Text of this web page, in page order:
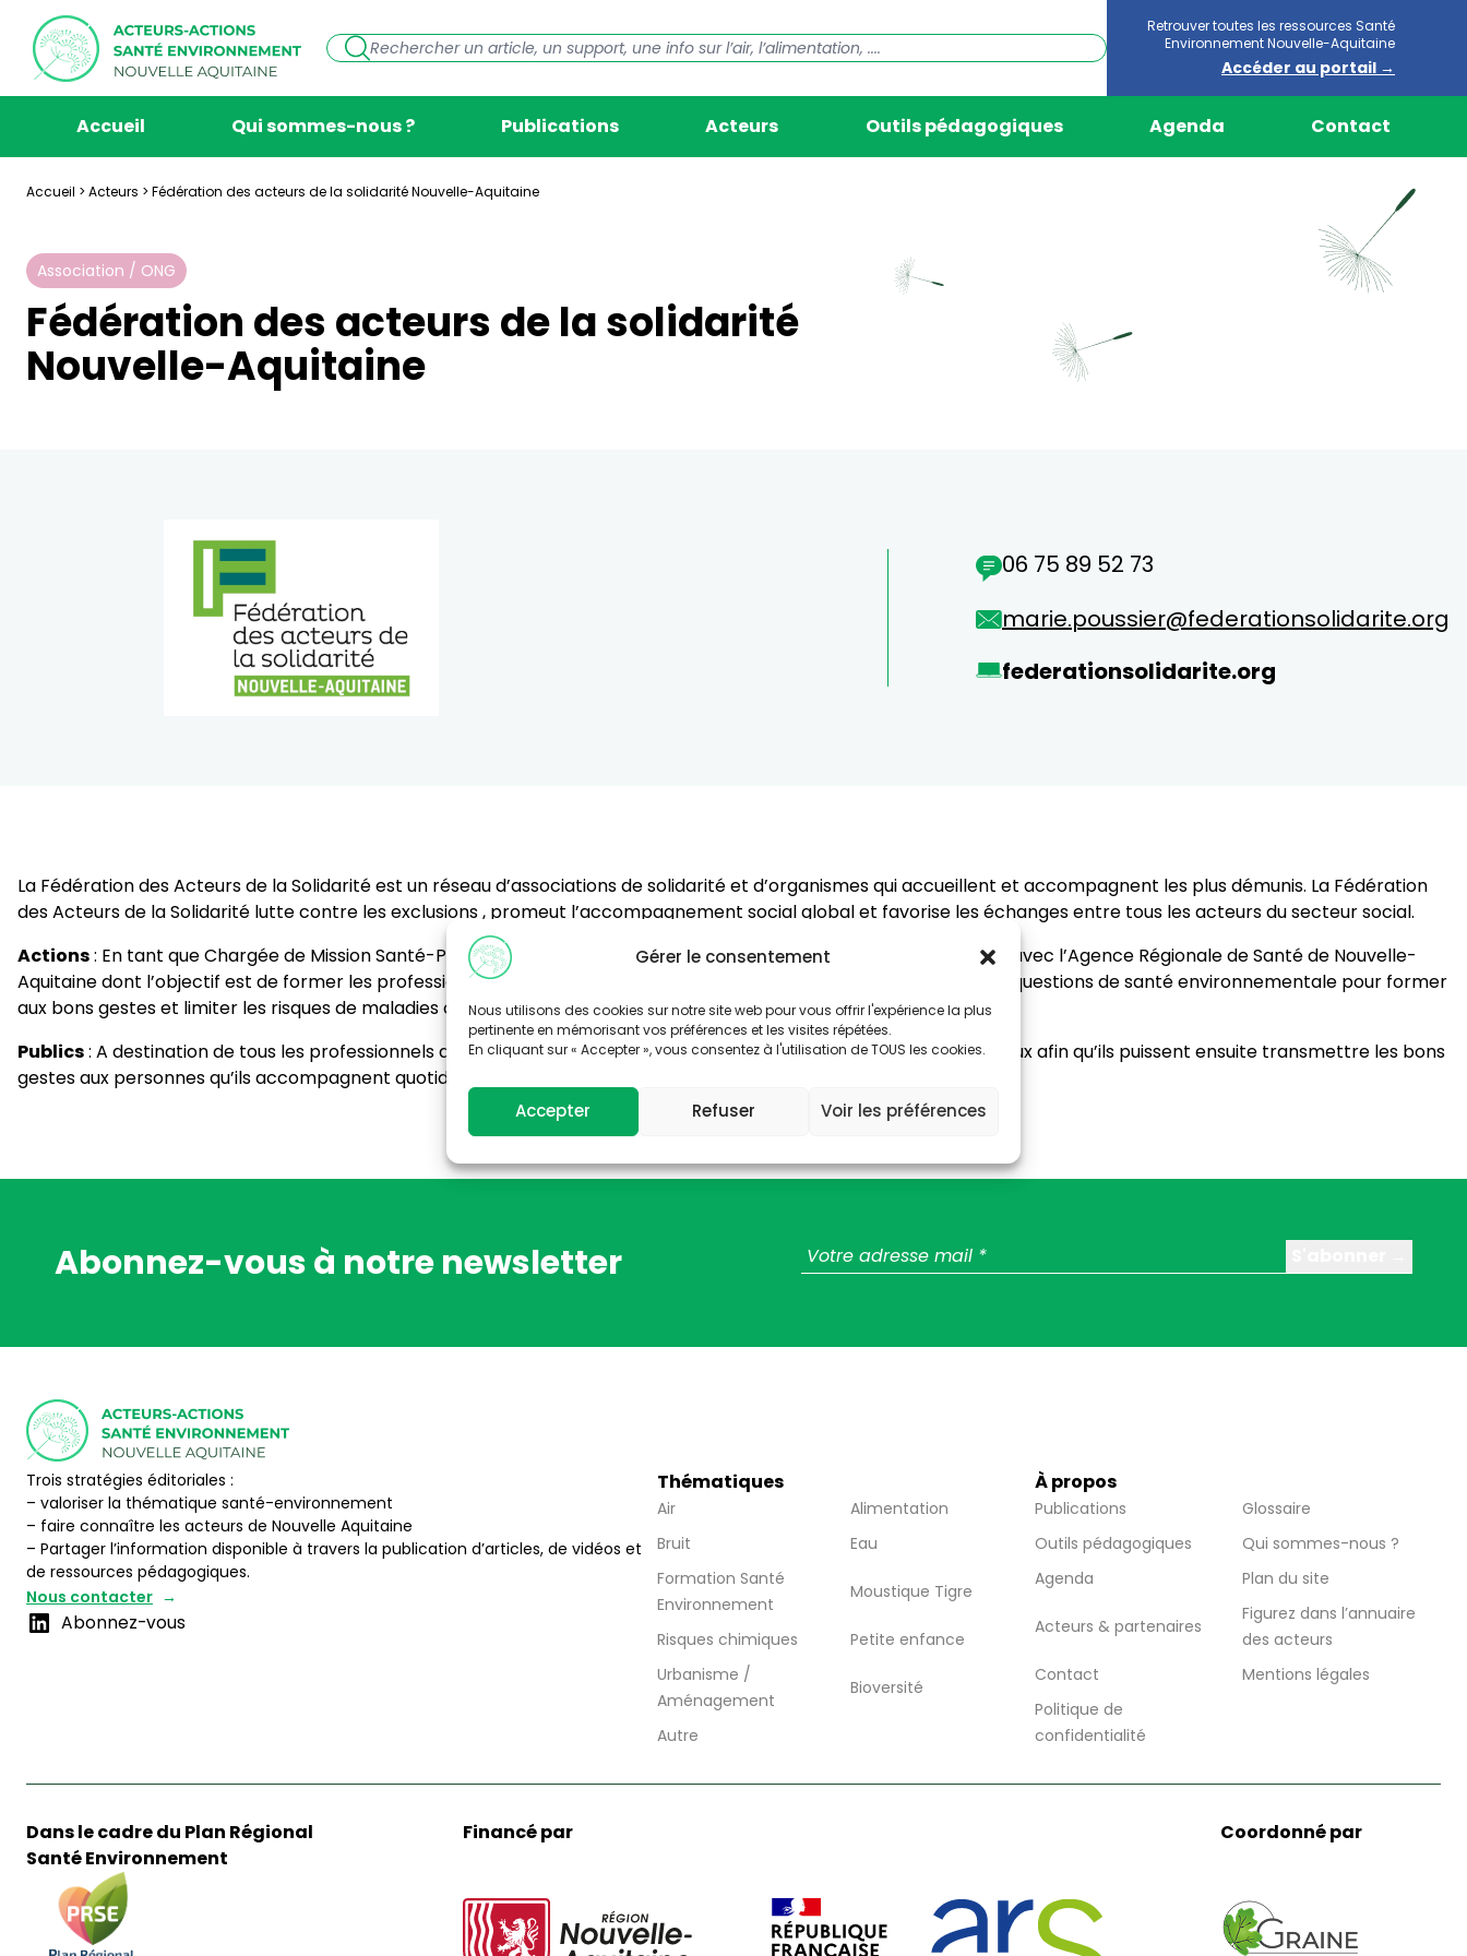
Gérer le consentement
Nous utilisons des cookies sur notre site web pour vous offrir l'expérience la plus
pertinente en mémorisant vos préférences et les visites répétées.
En cliquant sur « Accepter », vous consentez à l'utilisation de TOUS les cookies.
Accepter Refuser Voir les préférences
Retrouver toutes les ressources Santé
Environnement Nouvelle-Aquitaine
Accéder au portail →
Accueil Qui sommes-nous ? Publications Acteurs Outils pédagogiques Agenda Contact
Accueil > Acteurs > Fédération des acteurs de la solidarité Nouvelle-Aquitaine
Association / ONG
Fédération des acteurs de la solidarité
Nouvelle-Aquitaine
06 75 89 52 73
marie.poussier@federationsolidarite.org
federationsolidarite.org
La Fédération des Acteurs de la Solidarité est un réseau d’associations de solidarité et d’organismes qui accueillent et accompagnent les plus démunis. La Fédération
des Acteurs de la Solidarité lutte contre les exclusions , promeut l’accompagnement social global et favorise les échanges entre tous les acteurs du secteur social.
Actions: En tant que Chargée de Mission Santé-Participation nous portons un projet Petite Enfance en partenariat avec l’Agence Régionale de Santé de Nouvelle-
Aquitaine dont l’objectif est de former les professionnels accueillant des familles ayant des enfants de 0 à 3 ans aux questions de santé environnementale pour former
aux bons gestes et limiter les risques de maladies chroniques chez les tous petits.
Publics: A destination de tous les professionnels de santé de la petite enfance, les collectivités, les travailleurs sociaux afin qu’ils puissent ensuite transmettre les bons
gestes aux personnes qu’ils accompagnent quotidiennement.
Abonnez-vous à notre newsletter
Trois stratégies éditoriales :
– valoriser la thématique santé-environnement
– faire connaître les acteurs de Nouvelle Aquitaine
– Partager l’information disponible à travers la publication d’articles, de vidéos et
de ressources pédagogiques.
Nous contacter
Abonnez-vous
Thématiques
Air
Alimentation
Bruit
Eau
Formation Santé
Environnement
Moustique Tigre
Risques chimiques
Petite enfance
Urbanisme /
Aménagement
Bioversité
Autre
À propos
Publications
Glossaire
Outils pédagogiques
Qui sommes-nous ?
Agenda
Plan du site
Acteurs & partenaires
Figurez dans l’annuaire
des acteurs
Contact
Mentions légales
Politique de
confidentialité
Dans le cadre du Plan Régional
Santé Environnement
Financé par Coordonné par